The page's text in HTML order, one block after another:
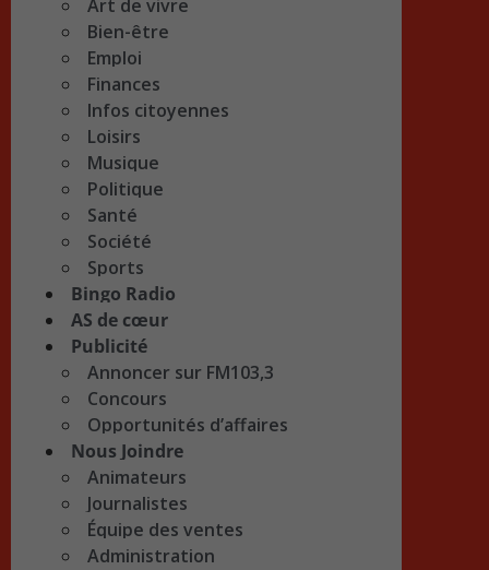
Art de vivre
Bien-être
Emploi
Finances
Infos citoyennes
Loisirs
Musique
Politique
Santé
Société
Sports
Bingo Radio
AS de cœur
Publicité
Annoncer sur FM103,3
Concours
Opportunités d’affaires
Nous Joindre
Animateurs
Journalistes
Équipe des ventes
Administration